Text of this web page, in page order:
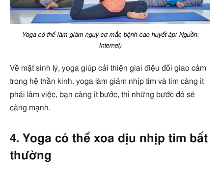
Yoga có thể làm giảm nguy cơ mắc bệnh cao huyết áp( Nguồn:
Internet)
Về mặt sinh lý, yoga giúp cải thiện giai điệu đối giao cảm
trong hệ thần kinh. yoga làm giảm nhịp tim và tim càng ít
phải làm việc, bạn càng ít bước, thì những bước đó sẽ
càng mạnh.
4. Yoga có thể xoa dịu nhịp tim bất
thường